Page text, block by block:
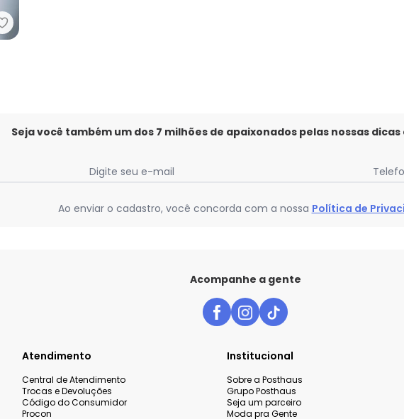
Lar e Lazer - Toalha Multiuso Super Absorvente
Seja você também um dos 7 milhões de apaixonados pelas nossas
Digite seu e-mail
Ao enviar o cadastro, você concorda com a nossa Política de
Acompanhe a gente
Atendimento
Central de Atendimento
Trocas e Devoluções
Código do Consumidor
Procon
Institucional
Sobre a Posthaus
Grupo Posthaus
Seja um parceiro
Moda pra Gente